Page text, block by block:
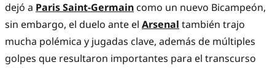
dejó a Paris Saint-Germain como un nuevo Bicampeón,
sin embargo, el duelo ante el Arsenal también trajo
mucha polémica y jugadas clave, además de múltiples
golpes que resultaron importantes para el transcurso